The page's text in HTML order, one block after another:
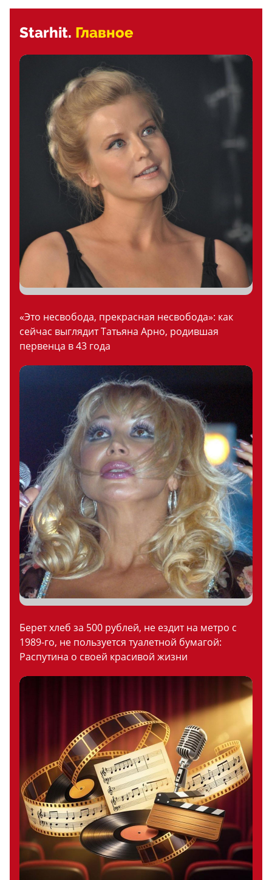
Starhit. Главное
«Это несвобода, прекрасная несвобода»: как
сейчас выглядит Татьяна Арно, родившая
первенца в 43 года
Берет хлеб за 500 рублей, не ездит на метро с
1989-го, не пользуется туалетной бумагой:
Распутина о своей красивой жизни